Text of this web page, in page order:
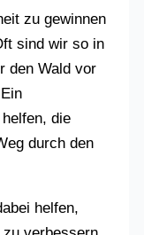
zu gewinnen
sind wir so in
den Wald vor
die
durch den
helfen,